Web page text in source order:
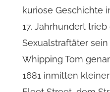
kuriose Geschichte
17. Jahrhundert
Sexualstraftäter
Whipping Tom
1681 inmitten